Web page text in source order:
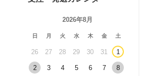
2026年8月
日 月 火 水 木 金 土
26 27 28 29 30 31 1
2 3 4 5 6 7 8